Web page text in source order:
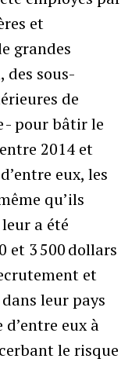
et
grandes
des sous-
de
- pour bâtir le
2014 et
eux, les
qu’ils
a été
et 3 500 dollars
et
leur pays
eux à
le risque